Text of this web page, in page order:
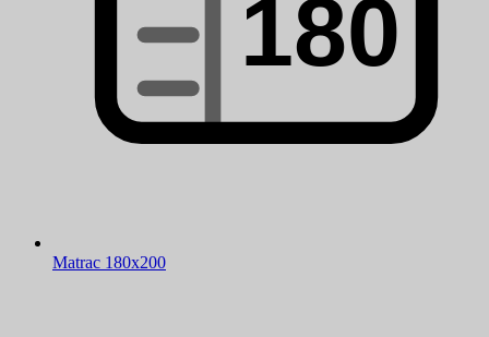
Matrac 180x200